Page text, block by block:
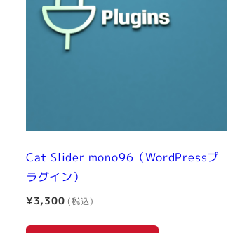
Cat Slider mono96（WordPressプ
ラグイン）
¥3,300